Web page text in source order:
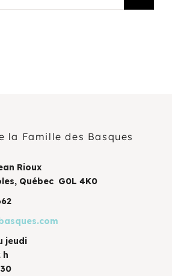
la Famille des Basques
Rioux
Québec G0L 4K0
jeudi
h